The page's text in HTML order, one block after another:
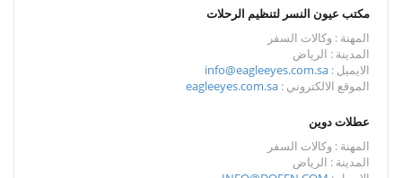
مكتب عيون النسر لتنظيم الرحلات
المهنة : وكالات السفر
المدينة : الرياض
الايميل : info@eagleeyes.com.sa
الموقع الالكتروني : eagleeyes.com.sa
عطلات دوين
المهنة : وكالات السفر
المدينة : الرياض